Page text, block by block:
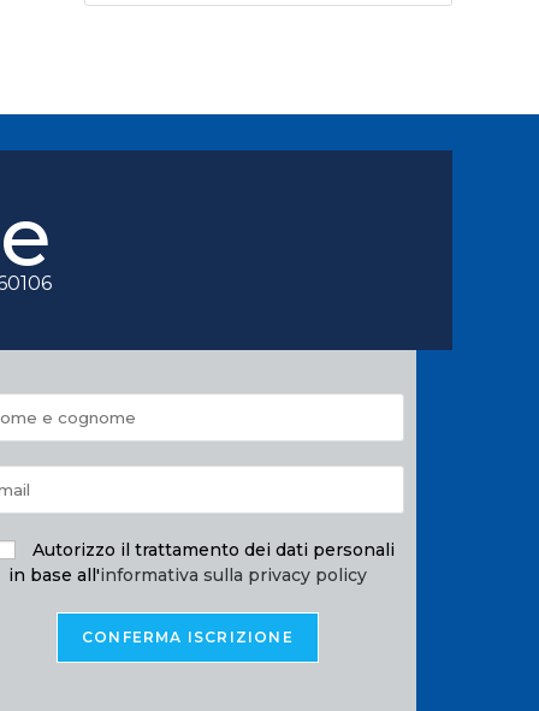
Autorizzo il trattamento dei dati personali
in base all'informativa sulla privacy policy